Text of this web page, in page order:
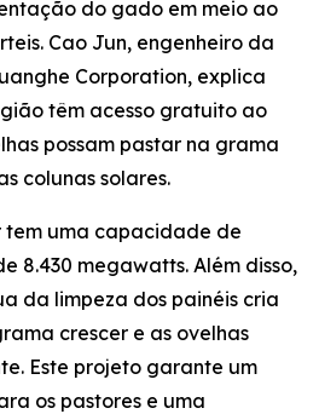
do gado em meio ao
Cao Jun, engenheiro da
Corporation, explica
têm acesso gratuito ao
possam pastar na grama
colunas solares.
tem uma capacidade de
8.430 megawatts. Além disso,
da limpeza dos painéis cria
crescer e as ovelhas
Este projeto garante um
os pastores e uma